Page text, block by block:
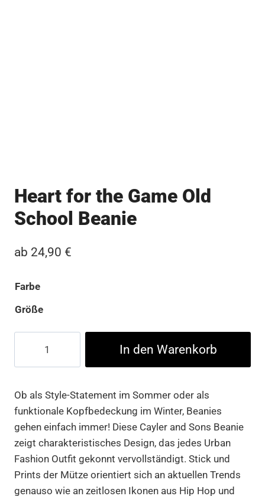
Heart for the Game Old
School Beanie
ab 24,90 €
Farbe
Größe
the
Old
School
Beanie
Menge
In den Warenkorb
Ob als Style-Statement im Sommer oder als
funktionale Kopfbedeckung im Winter, Beanies
gehen einfach immer! Diese Cayler and Sons Beanie
zeigt charakteristisches Design, das jedes Urban
Fashion Outfit gekonnt vervollständigt. Stick und
Prints der Mütze orientiert sich an aktuellen Trends
genauso wie an zeitlosen Ikonen aus Hip Hop und